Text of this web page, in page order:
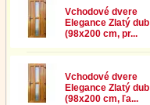
Vchodové dvere
Elegance Zlatý dub
(98x200 cm, pr...
Vchodové dvere
Elegance Zlatý dub
(98x200 cm, ľa...